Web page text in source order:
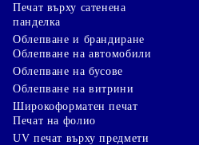
Печат върху сатенена
панделка
Облепване и брандиране
Облепване на автомобили
Облепване на бусове
Облепване на витрини
Широкоформатен печат
Печат на фолио
UV печат върху предмети